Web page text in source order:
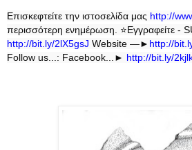
Επισκεφτείτε την ιστοσελίδα μας http://
περισσότερη ενημέρωση. ⭐Εγγραφείτε -
http://bit.ly/2lX5gsJ Website —► http://
Follow us...: Facebook...► http://bit.ly/